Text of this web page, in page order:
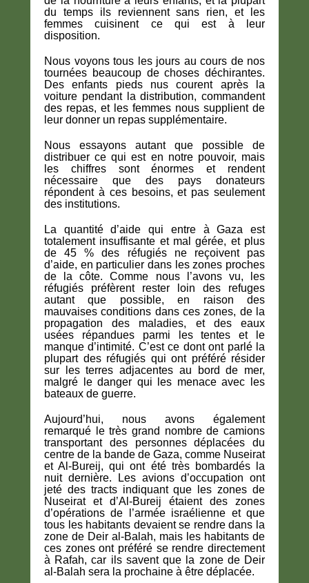
du temps ils reviennent sans rien, et les
femmes cuisinent ce qui est à leur
disposition.
Nous voyons tous les jours au cours de nos
tournées beaucoup de choses déchirantes.
Des enfants pieds nus courent après la
voiture pendant la distribution, commandent
des repas, et les femmes nous supplient de
leur donner un repas supplémentaire.
Nous essayons autant que possible de
distribuer ce qui est en notre pouvoir, mais
les chiffres sont énormes et rendent
nécessaire que des pays donateurs
répondent à ces besoins, et pas seulement
des institutions.
La quantité d’aide qui entre à Gaza est
totalement insuffisante et mal gérée, et plus
de 45 % des réfugiés ne reçoivent pas
d’aide, en particulier dans les zones proches
de la côte. Comme nous l’avons vu, les
réfugiés préfèrent rester loin des refuges
autant que possible, en raison des
mauvaises conditions dans ces zones, de la
propagation des maladies, et des eaux
usées répandues parmi les tentes et le
manque d’intimité. C’est ce dont ont parlé la
plupart des réfugiés qui ont préféré résider
sur les terres adjacentes au bord de mer,
malgré le danger qui les menace avec les
bateaux de guerre.
Aujourd’hui, nous avons également
remarqué le très grand nombre de camions
transportant des personnes déplacées du
centre de la bande de Gaza, comme Nuseirat
et Al-Bureij, qui ont été très bombardés la
nuit dernière. Les avions d’occupation ont
jeté des tracts indiquant que les zones de
Nuseirat et d’Al-Bureij étaient des zones
d’opérations de l’armée israélienne et que
tous les habitants devaient se rendre dans la
zone de Deir al-Balah, mais les habitants de
ces zones ont préféré se rendre directement
à Rafah, car ils savent que la zone de Deir
al-Balah sera la prochaine à être déplacée.